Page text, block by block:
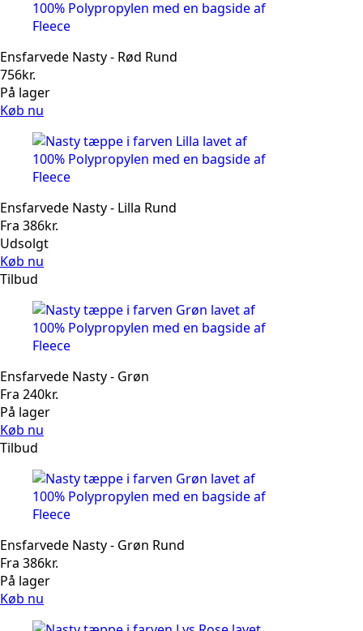
Ensfarvede Nasty - Rød Rund
756kr.
På lager
Køb nu
Ensfarvede Nasty - Lilla Rund
Fra 386kr.
Udsolgt
Køb nu
Tilbud
Ensfarvede Nasty - Grøn
Fra 240kr.
På lager
Køb nu
Tilbud
Ensfarvede Nasty - Grøn Rund
Fra 386kr.
På lager
Køb nu